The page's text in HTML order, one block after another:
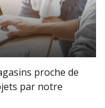
proche de
par notre